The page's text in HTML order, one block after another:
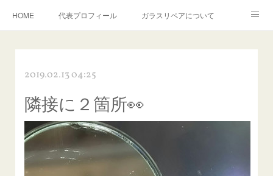
HOME 代表プロフィール ガラスリペアについて
飛び石施工料金について
当店へのアクセス 建築ガラスキズ取り・研磨・磨き
【プロ使用】フッ素系ガラストリートメント『アクアペル』
当店の良心的価格の理由について
欧州車モールの白サビやシミを落とす！
instagram記事 ガラスリペア施工価格
2019.02.13 04:25
隣接に２箇所👀